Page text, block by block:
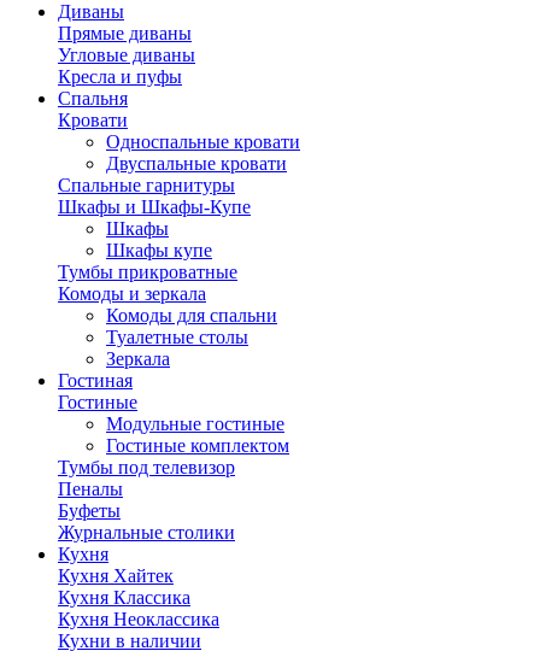
Диваны
Прямые диваны
Угловые диваны
Кресла и пуфы
Спальня
Кровати
Односпальные кровати
Двуспальные кровати
Спальные гарнитуры
Шкафы и Шкафы-Купе
Шкафы
Шкафы купе
Тумбы прикроватные
Комоды и зеркала
Комоды для спальни
Туалетные столы
Зеркала
Гостиная
Гостиные
Модульные гостиные
Гостиные комплектом
Тумбы под телевизор
Пеналы
Буфеты
Журнальные столики
Кухня
Кухня Хайтек
Кухня Классика
Кухня Неоклассика
Кухни в наличии